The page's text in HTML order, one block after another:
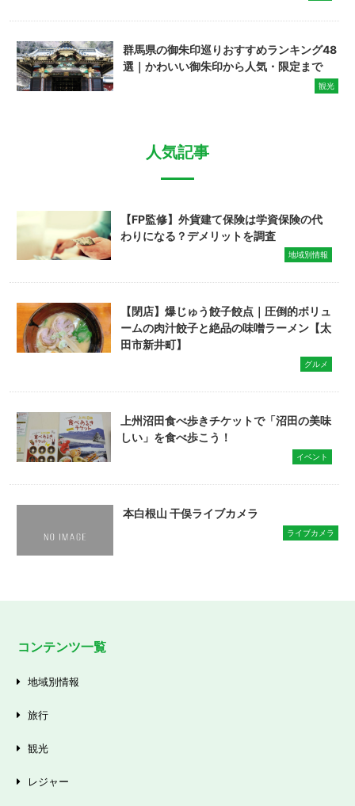
群馬県の御朱印巡りおすすめランキング48
選｜かわいい御朱印から人気・限定まで
観光
人気記事
【FP監修】外貨建て保険は学資保険の代
わりになる？デメリットを調査
地域別情報
【閉店】爆じゅう餃子餃点｜圧倒的ボリュ
ームの肉汁餃子と絶品の味噌ラーメン【太
田市新井町】
グルメ
上州沼田食べ歩きチケットで「沼田の美味
しい」を食べ歩こう！
イベント
本白根山 干俣ライブカメラ
ライブカメラ
コンテンツ一覧
地域別情報
旅行
観光
レジャー